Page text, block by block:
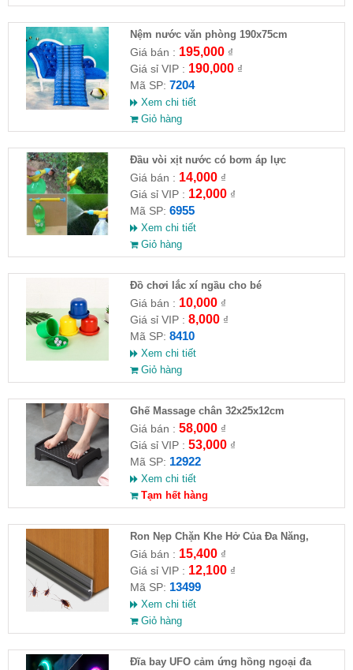
Nệm nước văn phòng 190x75cm
Giá bán : 195,000₫
Giá sỉ VIP : 190,000₫
Mã SP: 7204
Xem chi tiết
Giỏ hàng
Đầu vòi xịt nước có bơm áp lực
Giá bán : 14,000₫
Giá sỉ VIP : 12,000₫
Mã SP: 6955
Xem chi tiết
Giỏ hàng
Đồ chơi lắc xí ngầu cho bé
Giá bán : 10,000₫
Giá sỉ VIP : 8,000₫
Mã SP: 8410
Xem chi tiết
Giỏ hàng
Ghế Massage chân 32x25x12cm
Giá bán : 58,000₫
Giá sỉ VIP : 53,000₫
Mã SP: 12922
Xem chi tiết
Tạm hết hàng
Ron Nẹp Chặn Khe Hở Của Đa Năng,
Chống Côn Trùng( HĐ )
Giá bán : 15,400₫
Giá sỉ VIP : 12,100₫
Mã SP: 13499
Xem chi tiết
Giỏ hàng
Đĩa bay UFO cảm ứng hồng ngoại đa